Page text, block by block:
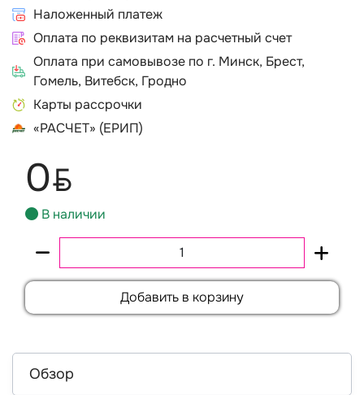
Наложенный платеж
Оплата по реквизитам на расчетный счет
Оплата при самовывозе по г. Минск, Брест,
Гомель, Витебск, Гродно
Карты рассрочки
«РАСЧЕТ» (ЕРИП)
0BYN
В наличии
Добавить в корзину
Обзор